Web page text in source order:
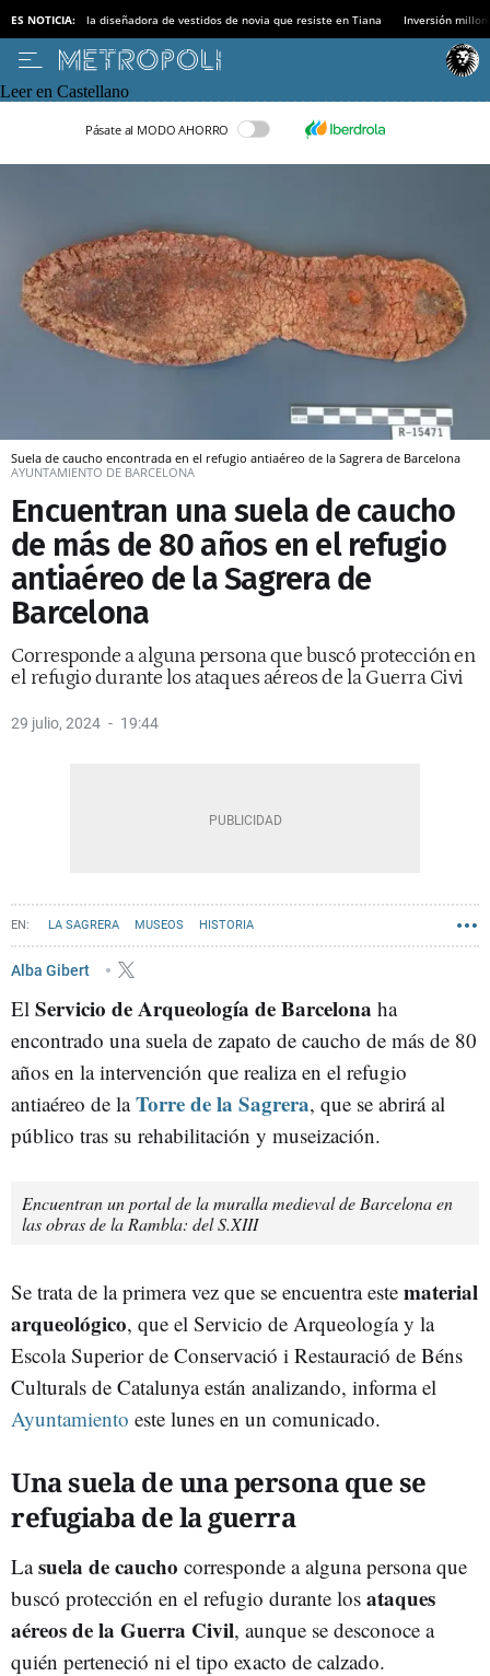
ES NOTICIA: la diseñadora de vestidos de novia que resiste en Tiana Inversión
Leer en Castellano
Pásate al MODO AHORRO
Suela de caucho encontrada en el refugio antiaéreo de la Sagrera de Barcelona
AYUNTAMIENTO DE BARCELONA
Encuentran una suela de caucho
de más de 80 años en el refugio
antiaéreo de la Sagrera de
Barcelona
Corresponde a alguna persona que buscó protección en
el refugio durante los ataques aéreos de la Guerra Civi
29 julio, 2024 19:44
LA SAGRERA MUSEOS HISTORIA
Alba Gibert
El Servicio de Arqueología de Barcelona ha
encontrado una suela de zapato de caucho de más de 80
años en la intervención que realiza en el refugio
antiaéreo de laTorre de la Sagrera, que se abrirá al
público tras su rehabilitación y museización.
Encuentran un portal de la muralla medieval de Barcelona en
las obras de la Rambla: del S.XIII
Se trata de la primera vez que se encuentra este material
arqueológico, que el Servicio de Arqueología y la
Escola Superior de Conservació i Restauració de Béns
Culturals de Catalunya están analizando, informa el
Ayuntamiento este lunes en un comunicado.
Una suela de una persona que se
refugiaba de la guerra
Lasuela de caucho corresponde a alguna persona que
buscó protección en el refugio durante los ataques
aéreos de la Guerra Civil, aunque se desconoce a
quién perteneció ni el tipo exacto de calzado.